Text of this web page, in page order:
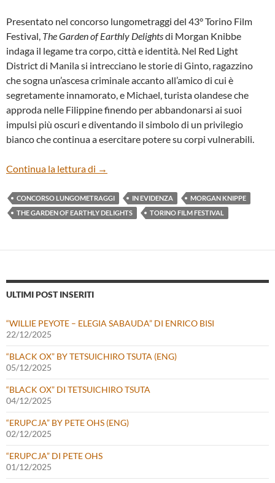
Presentato nel concorso lungometraggi del 43° Torino Film
Festival, The Garden of Earthly Delightsdi Morgan Knibbe
indaga il legame tra corpo, città e identità. Nel Red Light
District di Manila si intrecciano le storie di Ginto, ragazzino
che sogna un’ascesa criminale accanto all’amico di cui è
segretamente innamorato, e Michael, turista olandese che
approda nelle Filippine finendo per abbandonarsi ai suoi
impulsi più oscuri e diventando il simbolo di un privilegio
bianco che continua a esercitare potere su corpi vulnerabili.
Continua la lettura di “THE GARDEN OF EARTHLY
→
CONCORSO LUNGOMETRAGGI IN EVIDENZA
MORGAN KNIPPE
THE GARDEN OF EARTHLY DELIGHTS
TORINO FILM FESTIVAL
ULTIMI POST INSERITI
“WILLIE PEYOTE – ELEGIA SABAUDA” DI ENRICO BISI
22/12/2025
“BLACK OX” BY TETSUICHIRO TSUTA (ENG)
05/12/2025
“BLACK OX” DI TETSUICHIRO TSUTA
04/12/2025
“ERUPCJA” BY PETE OHS (ENG)
02/12/2025
“ERUPCJA” DI PETE OHS
01/12/2025